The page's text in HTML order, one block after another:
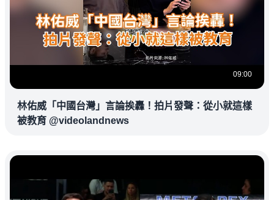
09:00
林佑威「中國台灣」言論挨轟！拍片發聲：從小就這樣
被教育 @videolandnews